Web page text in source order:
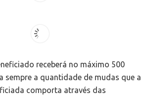
receberá no máximo 500
sempre a quantidade de mudas que a
comporta através das